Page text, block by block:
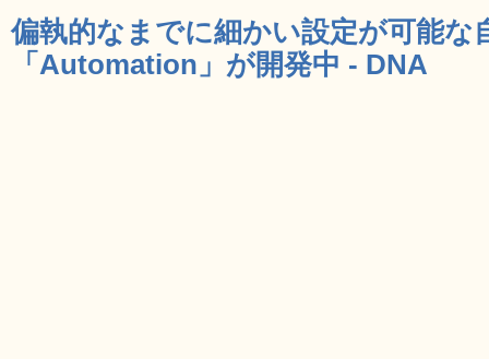
偏執的なまでに細かい設定が可能な
「Automation」が開発中 - DNA